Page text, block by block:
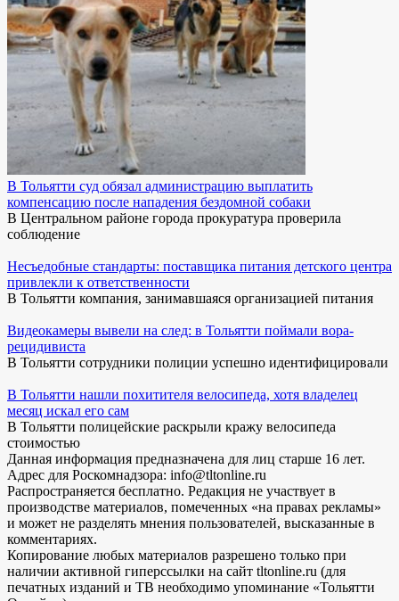
В Тольятти суд обязал администрацию выплатить
компенсацию после нападения бездомной собаки
В Центральном районе города прокуратура проверила
соблюдение
Несъедобные стандарты: поставщика питания детского центра
привлекли к ответственности
В Тольятти компания, занимавшаяся организацией питания
Видеокамеры вывели на след: в Тольятти поймали вора-
рецидивиста
В Тольятти сотрудники полиции успешно идентифицировали
В Тольятти нашли похитителя велосипеда, хотя владелец
месяц искал его сам
В Тольятти полицейские раскрыли кражу велосипеда
стоимостью
Данная информация предназначена для лиц старше 16 лет.
Адрес для Роскомнадзора: info@tltonline.ru
Распространяется бесплатно. Редакция не участвует в
производстве материалов, помеченных «на правах рекламы»
и может не разделять мнения пользователей, высказанные в
комментариях.
Копирование любых материалов разрешено только при
наличии активной гиперссылки на сайт tltonline.ru (для
печатных изданий и ТВ необходимо упоминание «Тольятти